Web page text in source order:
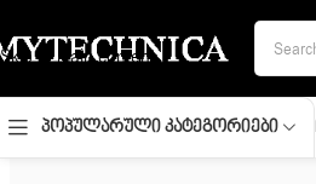
Skip to main content
Პოპულარული Კატეგორიები